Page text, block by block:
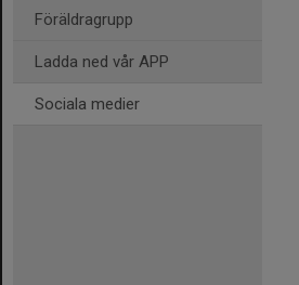
Föräldragrupp
Ladda ned vår APP
Sociala medier